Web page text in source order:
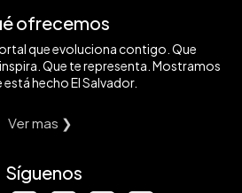
ofrecemos
que evoluciona contigo. Que
Que te representa. Mostramos
está hecho El Salvador.
Ver mas ❯
Síguenos